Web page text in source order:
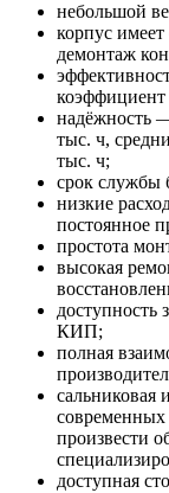
небольшой
корпус
демонтаж
коэффициент
надёжность
тыс. ч,
тыс. ч;
срок службы
низкие
постоянное
простота
высокая
доступность
КИП;
полная
сальниковая
современных
произвести
доступная